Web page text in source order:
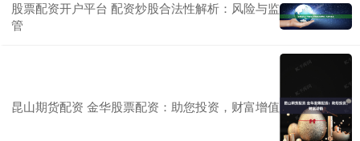
股票配资开户平台 配资炒股合法性解析：风险与监
管
昆山期货配资 金华股票配资：助您投资，财富增值